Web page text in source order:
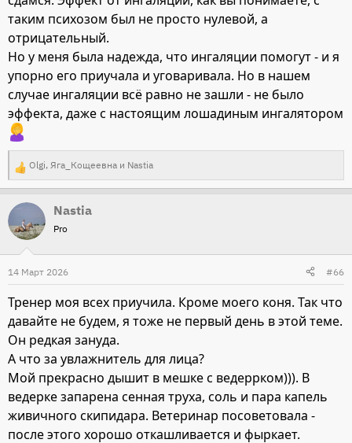
таким психозом был не просто нулевой, а
отрицательный.
Но у меня была надежда, что ингаляции помогут - и я
упорно его приучала и уговаривала. Но в нашем
случае ингаляции всё равно не зашли - не было
эффекта, даже с настоящим лошадиным ингалятором
Р
е
а
к
и
и
:
Olgi, Яга_Кощеевна и Nastia
Nastia
Pro
14 Март 2026 #66
Тренер моя всех приучила. Кроме моего коня. Так что
давайте не будем, я тоже не первый день в этой теме.
Он редкая зануда.
А что за увлажнитель для лица?
Мой прекрасно дышит в мешке с ведеррком))). В
ведерке запарена сенная труха, соль и пара капель
живичного скипидара. Ветеринар посоветовала -
после этого хорошо откашливается и фыркает.